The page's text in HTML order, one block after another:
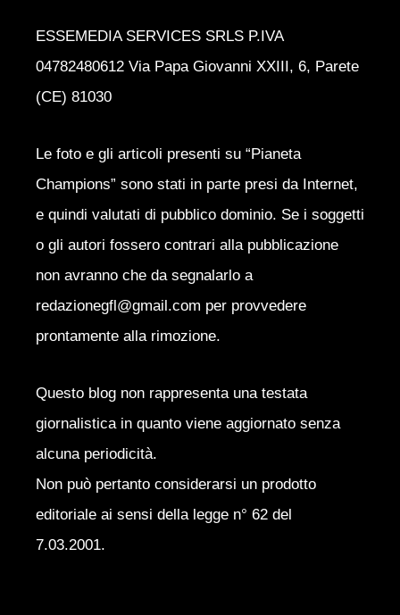
ESSEMEDIA SERVICES SRLS P.IVA
04782480612 Via Papa Giovanni XXIII, 6, Parete
(CE) 81030
Le foto e gli articoli presenti su “Pianeta
Champions” sono stati in parte presi da Internet,
e quindi valutati di pubblico dominio. Se i soggetti
o gli autori fossero contrari alla pubblicazione
non avranno che da segnalarlo a
redazionegfl@gmail.com per provvedere
prontamente alla rimozione.
Questo blog non rappresenta una testata
giornalistica in quanto viene aggiornato senza
alcuna periodicità.
Non può pertanto considerarsi un prodotto
editoriale ai sensi della legge n° 62 del
7.03.2001.